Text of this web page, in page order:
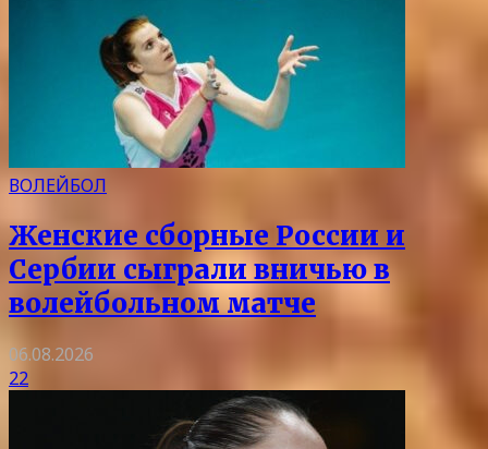
ВОЛЕЙБОЛ
Женские сборные России и
Сербии сыграли вничью в
волейбольном матче
06.08.2026
22